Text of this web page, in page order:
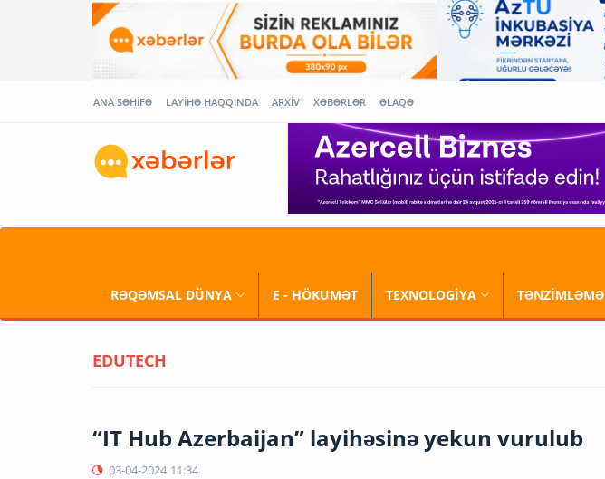
ANA SƏHİFƏ LAYİHƏ HAQQINDA ARXİV XƏBƏRLƏR ƏLAQƏ
RƏQƏMSAL DÜNYA E - HÖKUMƏT TEXNOLOGİYA TƏNZİMLƏMƏ
EDUTECH
“IT Hub Azerbaijan” layihəsinə yekun vurulub
03-04-2024 11:34